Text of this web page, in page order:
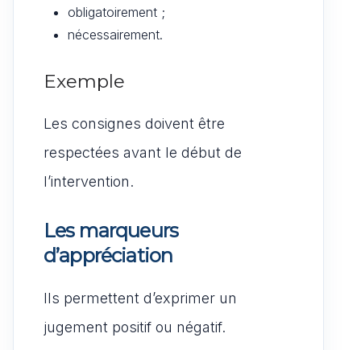
obligatoirement ;
nécessairement.
Exemple
Les consignes doivent être
respectées avant le début de
l’intervention.
Les marqueurs
d’appréciation
Ils permettent d’exprimer un
jugement positif ou négatif.